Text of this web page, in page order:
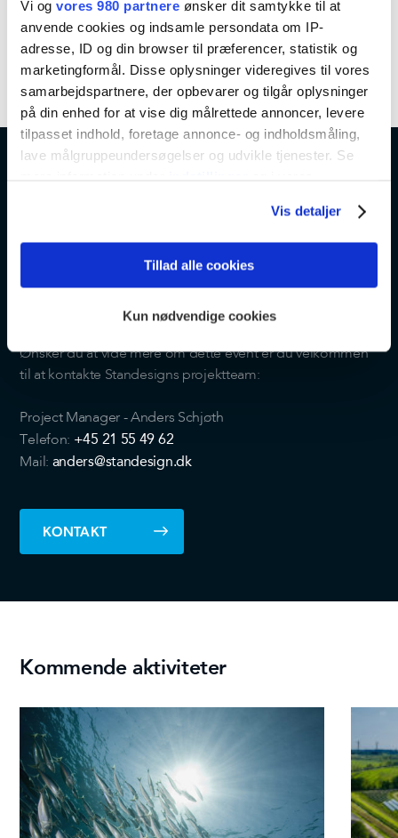
Vi og vores 980 partnere ønsker dit samtykke til at
anvende cookies og indsamle persondata om IP-
adresse, ID og din browser til præferencer, statistik og
marketingformål. Disse oplysninger videregives til vores
samarbejdspartnere, der opbevarer og tilgår oplysninger
på din enhed for at vise dig målrettede annoncer, levere
tilpasset indhold, foretage annonce- og indholdsmåling,
lave målgruppeundersøgelser og udvikle tjenester. Se
"Cookiedeklaration", eller ved at trykke på "Privacy
annoncer, til at vise dig funktioner til sociale medier og til
din brug af vores hjemmeside med vores partnere inden
for sociale medier, annonceringspartnere og
analysepartnere. Vores partnere kan kombinere disse
Vis detaljer
Tillad alle cookies
Kun nødvendige cookies
Vores projektteam er klar til at
hjælpe og besvare spørgsmål
Ønsker du at vide mere om dette event er du velkommen
til at kontakte Standesigns projektteam:
Project Manager - Anders Schjøth
Telefon: +45 21 55 49 62
Mail: anders@standesign.dk
KONTAKT
Kommende aktiviteter